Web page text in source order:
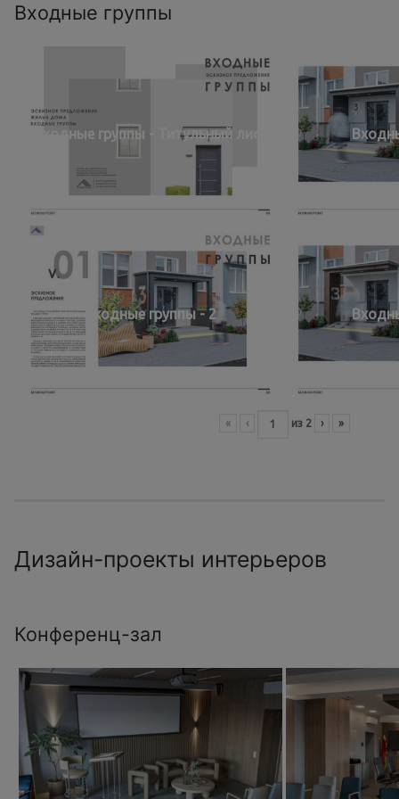
Входные группы
Входные группы - Титульный лист
Входные группы - 2
« ‹ из 2 › »
Дизайн-проекты интерьеров
Конференц-зал